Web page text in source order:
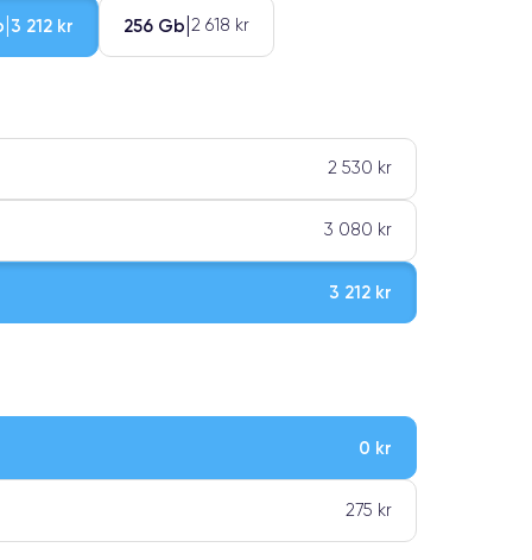
3 212 kr 256 Gb 2 618 kr
2 530 kr
3 080 kr
3 212 kr
0 kr
275 kr